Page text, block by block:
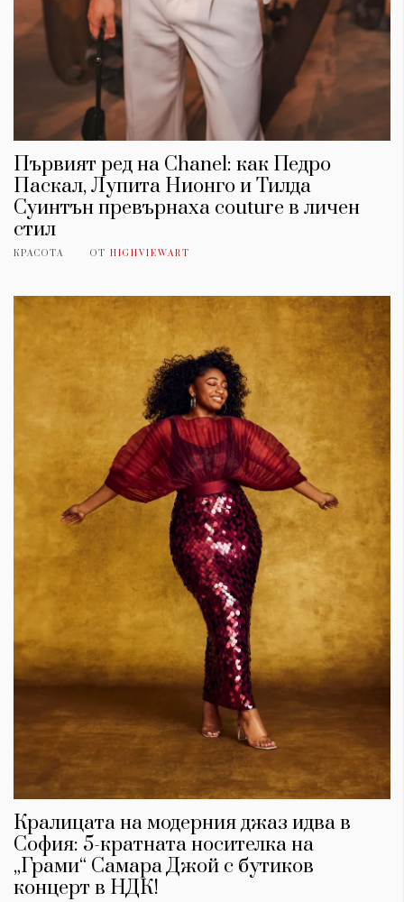
Първият ред на Chanel: как Педро
Паскал, Лупита Нионго и Тилда
Суинтън превърнаха couture в личен
стил
КРАСОТА ОТ HIGHVIEWART
Кралицата на модерния джаз идва в
София: 5-кратната носителка на
„Грами“ Самара Джой с бутиков
концерт в НДК!